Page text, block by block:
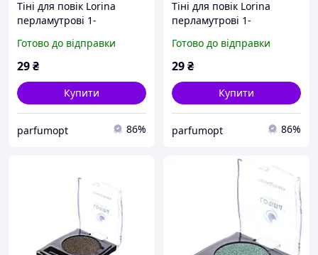
Тіні для повік Lorina
перламутрові 1-
Готово до відправки
29₴
Купити
parfumopt 86%
Тіні для повік Lorina
перламутрові 1-
Готово до відправки
29₴
Купити
parfumopt 86%